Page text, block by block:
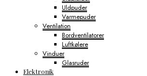
Uldpuder
Varmepuder
Ventilation
Bordventilatorer
Luftkølere
Vinduer
Glasruder
Elektronik